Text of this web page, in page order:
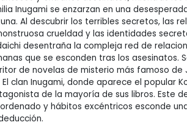
Inugami se enzarzan en una
Al descubrir los terribles secretos, las
crueldad y las identidades
desentraña la compleja red de
que se esconden tras los asesinatos.
de novelas de misterio más famoso de
clan Inugami, donde aparece el popular
de la mayoría de sus libros. Este
y hábitos excéntricos esconde